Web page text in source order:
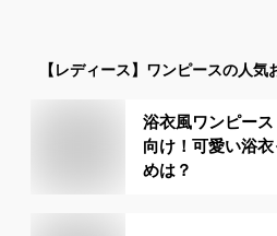
【レディース】 ワンピースの人気
浴衣風ワンピー
向け！可愛い浴
めは？